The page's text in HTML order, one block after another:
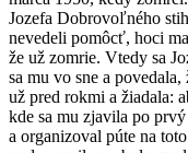
Jozefa Dobrovoľného
nevedeli pomôcť, hoci
že už zomrie. Vtedy sa
sa mu vo sne a
už pred rokmi a žiadala:
kde sa mu zjavila po
a organizoval púte na